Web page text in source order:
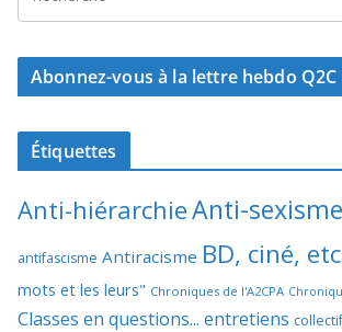
Abonnez-vous à la lettre hebdo Q2C
Étiquettes
Anti-hiérarchieAnti-
antifascisme Antiracisme BD, ciné,
mots et les leurs" Chroniques de l'A2CPA
Classes en questions... entretiens